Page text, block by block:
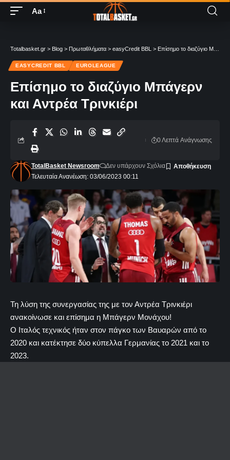
Aa
Totalbasket.gr > Blog > Πρωταθλήματα > easyCredit BBL > Επίσημο το διαζύγιο Μπάγερν και Αντρέα Τρινκιέρι
EASYCREDIT BBL EUROLEAGUE
Επίσημο το διαζύγιο Μπάγερν
και Αντρέα Τρινκιέρι
Τελευταία Ανανέωση: 03/06/2023 00:11
TotalBasket Newsroom Δεν υπάρχουν Σχόλια
0 Λεπτά Aνάγνωσης
Τη λύση της συνεργασίας της με τον Αντρέα Τρινκιέρι
ανακοίνωσε και επίσημα η Μπάγερν Μονάχου!
Ο Ιταλός τεχνικός ήταν στον πάγκο των Βαυαρών από το
2020 και κατέκτησε δύο κύπελλα Γερμανίας το 2021 και το
2023.